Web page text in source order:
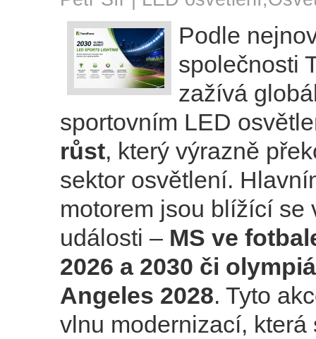
Podle
společnosti
zažívá
sportovním LED
růst, který výrazně
sektor osvětlení.
motorem jsou blížící se
události – MS ve
2026 a 2030 či
Angeles 2028. Tyto
vlnu modernizací, která